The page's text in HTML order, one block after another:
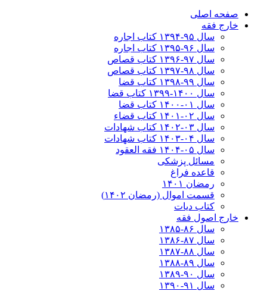
صفحه اصلی
خارج فقه
سال ۹۵-۱۳۹۴ کتاب اجاره
سال ۹۶-۱۳۹۵ کتاب اجاره
سال ۹۷-۱۳۹۶ کتاب قصاص
سال ۹۸-۱۳۹۷ کتاب قصاص
سال ۹۹-۱۳۹۸‍ کتاب قضا
سال ۱۴۰۰-۱۳۹۹ کتاب قضا
سال ۰۱-۱۴۰۰ کتاب قضا
سال ۰۲-۱۴۰۱ کتاب قضاء
سال ۰۳-۱۴۰۲ کتاب شهادات
سال ۰۴-۱۴۰۳ کتاب شهادات
سال ۰۵-۱۴۰۴ فقه العقود
مسائل پزشکی
قاعده فراغ
رمضان ۱۴۰۱
قسمت اموال (رمضان ۱۴۰۲)
کتاب دیات
خارج اصول فقه
سال ۸۶-۱۳۸۵
سال ۸۷-۱۳۸۶
سال ۸۸-۱۳۸۷
سال ۸۹-۱۳۸۸
سال ۹۰-۱۳۸۹
سال ۹۱-۱۳۹۰